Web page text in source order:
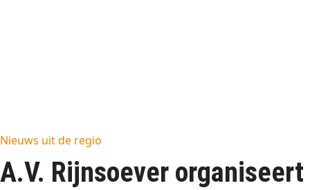
Nieuws uit de regio
A.V. Rijnsoever organiseert